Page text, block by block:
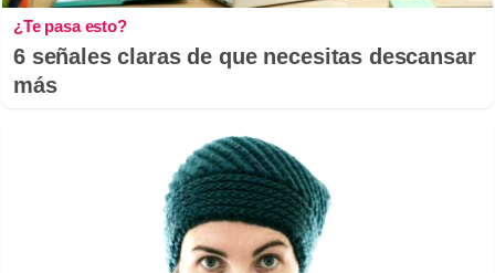
¿Te pasa esto?
6 señales claras de que necesitas descansar
más